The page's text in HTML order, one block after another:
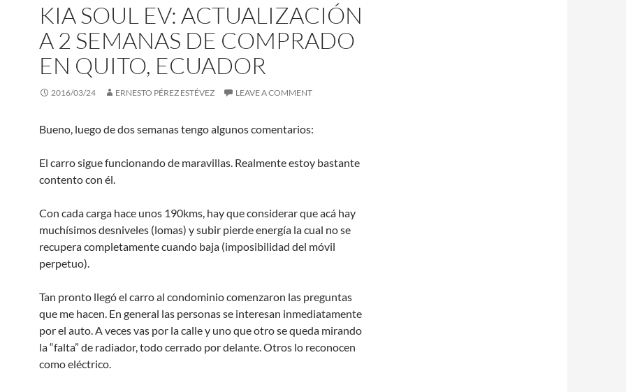
KIA SOUL EV: ACTUALIZACIÓN
A 2 SEMANAS DE COMPRADO
EN QUITO, ECUADOR
2016/03/24 ERNESTO PÉREZ ESTÉVEZ LEAVE A COMMENT
Bueno, luego de dos semanas tengo algunos comentarios:
El carro sigue funcionando de maravillas. Realmente estoy bastante
contento con él.
Con cada carga hace unos 190kms, hay que considerar que acá hay
muchísimos desniveles (lomas) y subir pierde energía la cual no se
recupera completamente cuando baja (imposibilidad del móvil
perpetuo).
Tan pronto llegó el carro al condominio comenzaron las preguntas
que me hacen. En general las personas se interesan inmediatamente
por el auto. A veces vas por la calle y uno que otro se queda mirando
la “falta” de radiador, todo cerrado por delante. Otros lo reconocen
como eléctrico.